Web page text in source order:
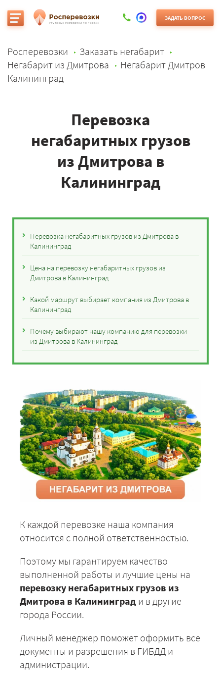
ЗАДАТЬ ВОПРОС
Росперевозки
Заказать негабарит
Негабарит из Дмитрова
Негабарит Дмитров
Калининград
Перевозка
негабаритных грузов
из Дмитрова в
Калининград
Перевозка негабаритных грузов из Дмитрова в
Калининград
Цена на перевозку негабаритных грузов из
Дмитрова в Калининград
Какой маршрут выбирает компания из Дмитрова в
Калининград
Почему выбирают нашу компанию для перевозки
из Дмитрова в Калининград
К каждой перевозке наша компания
относится с полной ответственностью.
Поэтому мы гарантируем качество
выполненной работы и лучшие цены на
перевозку негабаритных грузов из
Дмитрова в Калининград и в другие
города России.
Личный менеджер поможет оформить все
документы и разрешения в ГИБДД и
администрации.